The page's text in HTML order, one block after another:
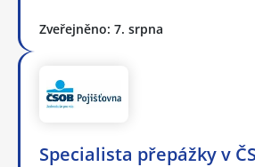
Zveřejněno: 7. srpna
Specialista přepážky v